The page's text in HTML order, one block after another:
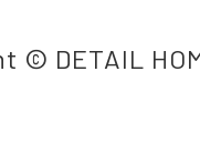
© DETAIL